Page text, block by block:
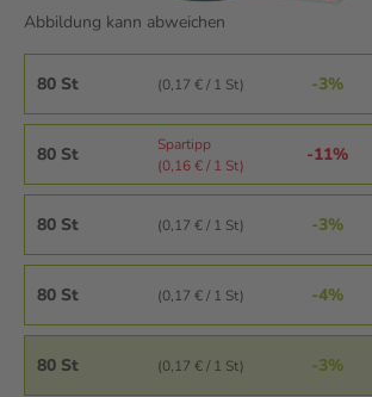
Abbildung kann abweichen
80 St (0,17 € / 1 St) -3%
80 St
Spartipp
(0,16 € / 1 St)
-11%
80 St (0,17 € / 1 St) -3%
80 St (0,17 € / 1 St) -4%
80 St (0,17 € / 1 St) -3%